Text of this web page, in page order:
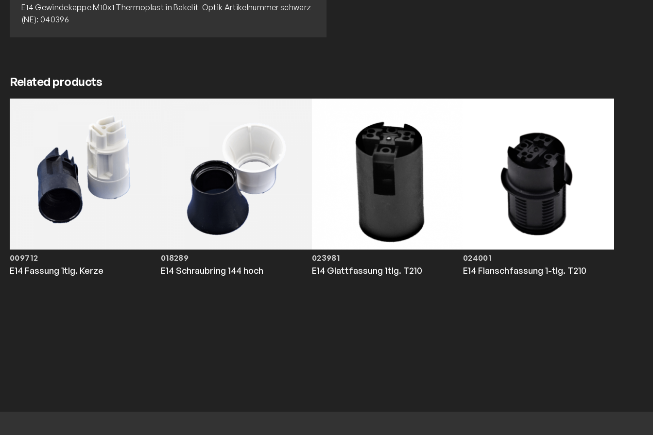
E14 Gewindekappe M10x1 Thermoplast in Bakelit-Optik Artikelnummer schwarz
(NE): 040396
Related products
009712
E14 Fassung 1tlg. Kerze
018289
E14 Schraubring 144 hoch
023981
E14 Glattfassung 1tlg. T210
024001
E14 Flanschfassung 1-tlg. T210